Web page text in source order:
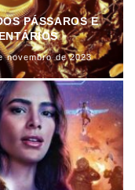
PÁSSAROS E
novembro de 2023